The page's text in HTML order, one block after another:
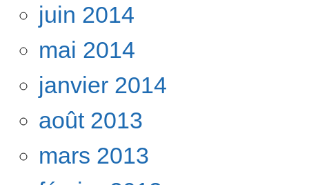
juin 2014
mai 2014
janvier 2014
août 2013
mars 2013